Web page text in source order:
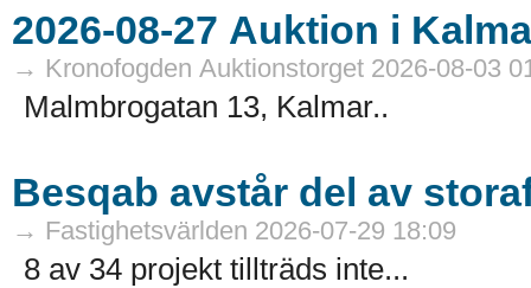
→ Kronofogden Auktionstorget 2026-08-03
Malmbrogatan 13, Kalmar..
Besqab avstår del av
→ Fastighetsvärlden 2026-07-29 18:09
8 av 34 projekt tillträds inte...